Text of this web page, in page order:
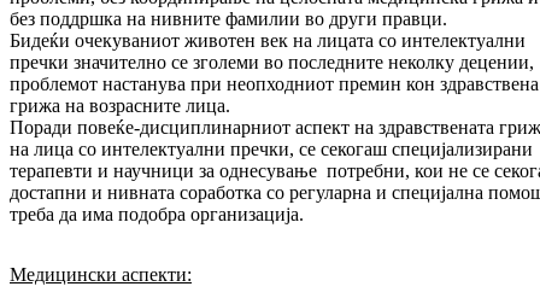
без поддршка на нивните фамилии во други правци.
Бидеќи очекуваниот животен век на лицата со интелектуални
пречки значително се зголеми во последните неколку децении,
проблемот настанува при неопходниот премин кон здравствена
грижа на возрасните лица.
Поради повеќе-дисциплинарниот аспект на здравствената
на лица со интелектуални пречки, се секогаш специјализирани
терапевти и научници за однесување потребни, кои не се
достапни и нивната соработка со регуларна и специјална
треба да има подобра организација.
Медицински аспекти: